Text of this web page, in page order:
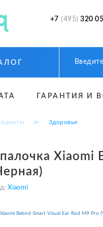
+7 (495) 320
ГАРАНТИЯ И
≫ Здоровье
Xiaomi
Xiaomi